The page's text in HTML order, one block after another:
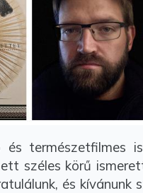
természetfilmes
széles körű
és kívánunk